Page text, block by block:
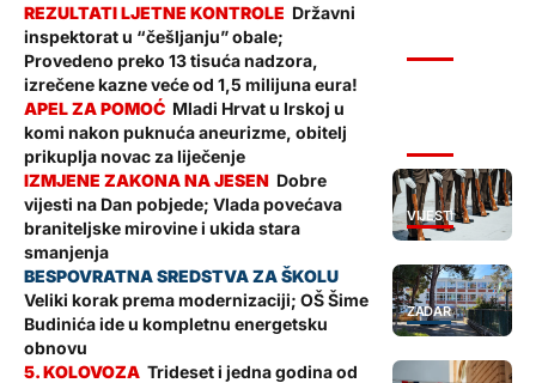
Državni
inspektorat u “češljanju” obale;
Provedeno preko 13 tisuća nadzora,
izrečene kazne veće od 1,5 milijuna eura!
Mladi Hrvat u Irskoj u
komi nakon puknuća aneurizme, obitelj
prikuplja novac za liječenje
VIJESTI
Dobre
vijesti na Dan pobjede; Vlada povećava
braniteljske mirovine i ukida stara
smanjenja
ZADAR
Veliki korak prema modernizaciji; OŠ Šime
Budinića ide u kompletnu energetsku
obnovu
Trideset i jedna godina od